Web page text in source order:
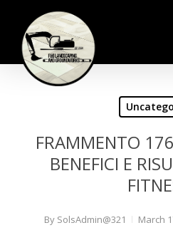
main
content
FRAMMENTO
BENEFICI E
By SolsAdmin@321 March